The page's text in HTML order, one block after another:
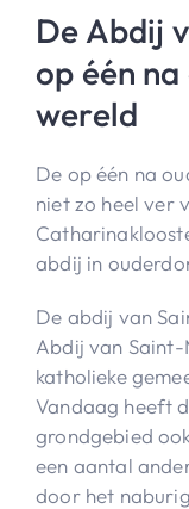
De Abdij
op één
wereld
De op één na
niet zo heel ver
abdij in
De abdij van
Abdij van Saint-
katholieke
Vandaag heeft
grondgebied
een aantal
door het